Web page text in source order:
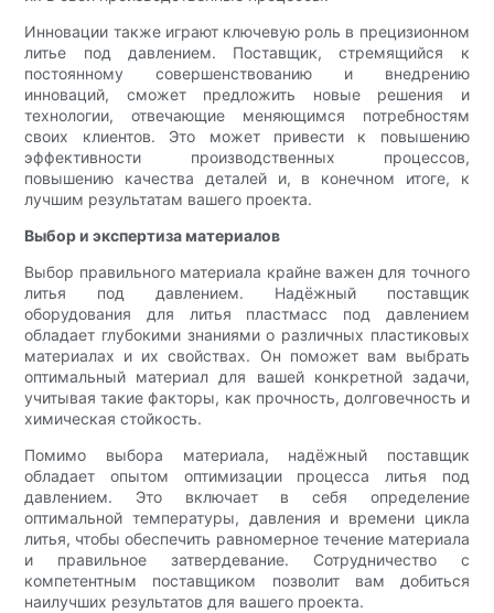
Инновации также играют ключевую роль в прецизионном
литье под давлением. Поставщик, стремящийся к
постоянному совершенствованию и внедрению
инноваций, сможет предложить новые решения и
технологии, отвечающие меняющимся потребностям
своих клиентов. Это может привести к повышению
эффективности производственных процессов,
повышению качества деталей и, в конечном итоге, к
лучшим результатам вашего проекта.
Выбор и экспертиза материалов
Выбор правильного материала крайне важен для точного
литья под давлением. Надёжный поставщик
оборудования для литья пластмасс под давлением
обладает глубокими знаниями о различных пластиковых
материалах и их свойствах. Он поможет вам выбрать
оптимальный материал для вашей конкретной задачи,
учитывая такие факторы, как прочность, долговечность и
химическая стойкость.
Помимо выбора материала, надёжный поставщик
обладает опытом оптимизации процесса литья под
давлением. Это включает в себя определение
оптимальной температуры, давления и времени цикла
литья, чтобы обеспечить равномерное течение материала
и правильное затвердевание. Сотрудничество с
компетентным поставщиком позволит вам добиться
наилучших результатов для вашего проекта.